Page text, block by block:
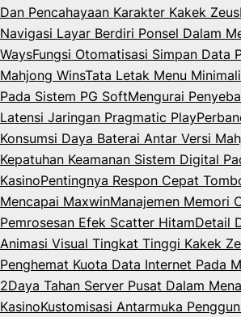
Dan Pencahayaan Karakter Kakek Zeus
Navigasi Layar Berdiri Ponsel Dalam
WaysFungsi Otomatisasi Simpan Data
Mahjong WinsTata Letak Menu
Pada Sistem PG SoftMengurai
Latensi Jaringan Pragmatic Play
Konsumsi Daya Baterai Antar Versi
Kepatuhan Keamanan Sistem Digital
KasinoPentingnya Respon Cepat
Mencapai MaxwinManajemen Memori
Pemrosesan Efek Scatter HitamDetail
Animasi Visual Tingkat Tinggi Kakek
Penghemat Kuota Data Internet Pada
2Daya Tahan Server Pusat Dalam
KasinoKustomisasi Antarmuka